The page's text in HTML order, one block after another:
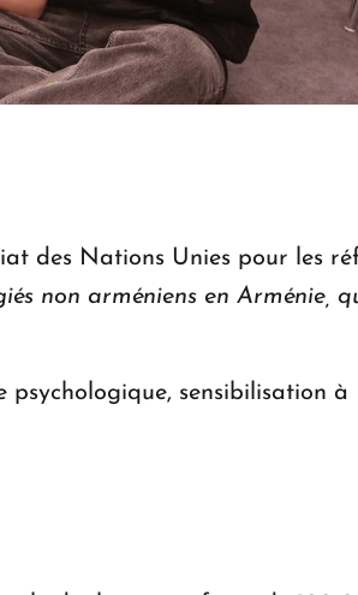
des Nations Unies pour les
non arméniens en Arménie,
psychologique, sensibilisation à